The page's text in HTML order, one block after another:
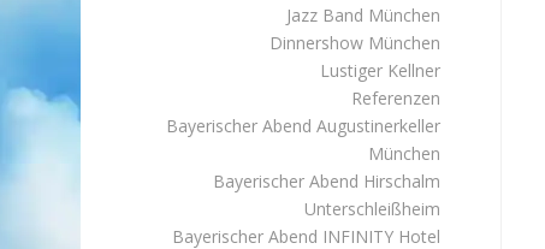
Jazz Band München
Dinnershow München
Lustiger Kellner
Referenzen
Bayerischer Abend Augustinerkeller
München
Bayerischer Abend Hirschalm
Unterschleißheim
Bayerischer Abend INFINITY Hotel